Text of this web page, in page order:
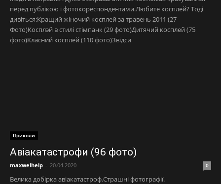
перед публікою і фотокореспондентами.Любите косплей? Тоді
дивіться:Кращий жіночий косплей за травень 2011 (27
Фото)Косплэй в стилі стімпанк (29 фото)Дитячий косплей (75
фото)Класний косплей (110 фото)Звідси
Приколи
Авіакатастрофи (96 фото)
maxwelhelp - 20.04.2020 0
Велика добірка авіакатастроф.Страшні фотографії.